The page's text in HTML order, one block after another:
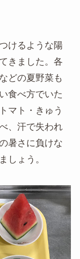
けるような陽
きました。各
どの夏野菜も
食べ方でいた
マト・きゅう
、汗で失われ
暑さに負けな
しょう。